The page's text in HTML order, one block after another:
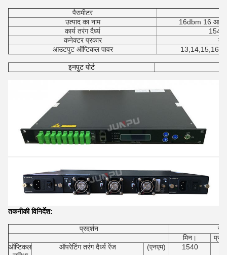
पैरामीटर
उत्पाद का नाम
16dbm 16
कार्य तरंग दैर्ध्य
1540
कनेक्टर प्रकार
आउटपुट ऑप्टिकल पावर
इनपुट पोर्ट
तकनीकी विनिर्देश:
प्रदर्शन
मिन।
ऑप्टिकल
ऑपरेटिंग तरंग दैर्ध्य रेंज (एनएम) 1540